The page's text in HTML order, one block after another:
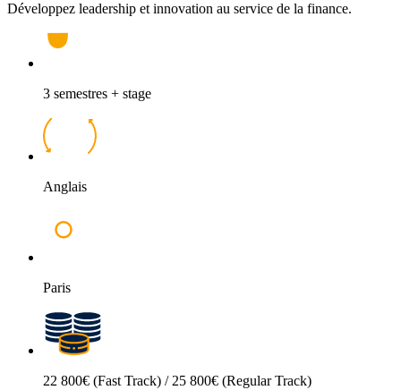
Développez leadership et innovation au service de la finance.
3 semestres + stage
Anglais
Paris
22 800€ (Fast Track) / 25 800€ (Regular Track)